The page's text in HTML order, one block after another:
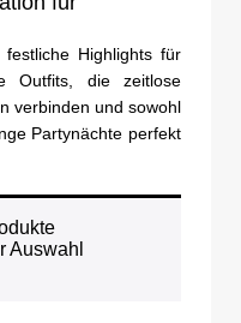
Highlights für
Outfits, die zeitlose
verbinden und sowohl
Partynächte perfekt
Auswahl